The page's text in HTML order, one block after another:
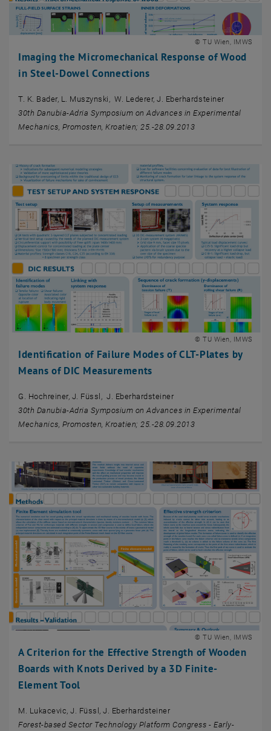
Imaging the Micromechanical Response of Wood
in Steel-Dowel Connections
© TU Wien, IMWS
T. K. Bader, L. Muszynski, W. Lederer, J. Eberhardsteiner
30th Danubia-Adria Symposium on Advances in Experimental
Mechanics, Promosten, Kroatien; 25.-28.09.2013
Identification of Failure Modes of CLT-Plates by
Means of DIC Measurements
© TU Wien, IMWS
G. Hochreiner, J. Füssl, J. Eberhardsteiner
30th Danubia-Adria Symposium on Advances in Experimental
Mechanics, Promosten, Kroatien; 25.-28.09.2013
A Criterion for the Effective Strength of Wooden
Boards with Knots Derived by a 3D Finite-
Element Tool
© TU Wien, IMWS
M. Lukacevic, J. Füssl, J. Eberhardsteiner
Forest-based Sector Technology Platform Congress - Early-